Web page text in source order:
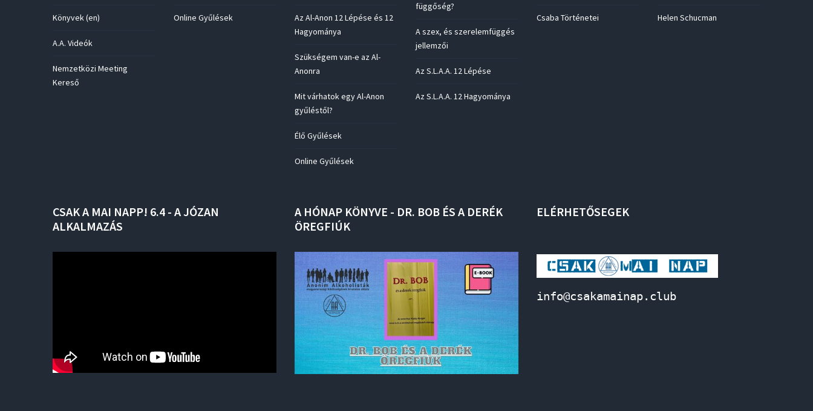
Könyvek (en)
A.A. Videók
Nemzetközi Meeting
Kereső
Online Gyűlések
Az Al-Anon 12 Lépése és 12
Hagyománya
Szükségem van-e az Al-
Anonra
Mit várhatok egy Al-Anon
gyűléstől?
Élő Gyűlések
Online Gyűlések
függőség?
A szex, és szerelemfüggés
jellemzői
Az S.L.A.A. 12 Lépése
Az S.L.A.A. 12 Hagyománya
Csaba Történetei Helen Schucman
CSAKA MAI NAPP! 6.4 - AJÓZAN
ALKALMAZÁS
A HÓNAP KÖNYVE - DR. BOB ÉS A DERÉK
ÖREGFIÚK
ELÉRHETŐSEGEK
info@csakamainap.club